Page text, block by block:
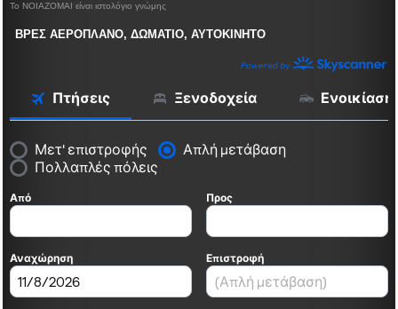
Το ΝΟΙΑΖΟΜΑΙ είναι ιστολόγιο γνώμης
ΒΡΕΣ ΑΕΡΟΠΛΑΝΟ, ΔΩΜΑΤΙΟ, ΑΥΤΟΚΙΝΗΤΟ